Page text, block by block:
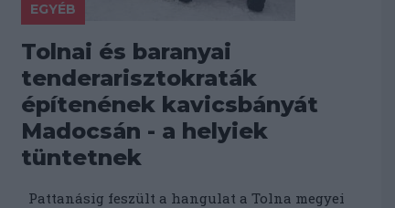
EGYÉB
Tolnai és baranyai
tenderarisztokraták
építenének kavicsbányát
Madocsán - a helyiek
tüntetnek
Pattanásig feszült a hangulat a Tolna megyei